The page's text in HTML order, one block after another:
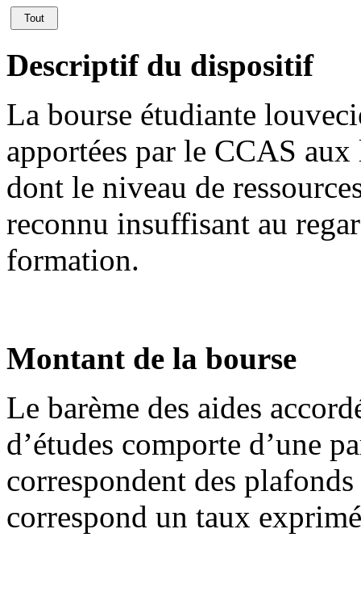
Tout
Descriptif du dispositif
La bourse étudiante
apportées par le CCAS
dont le niveau de
reconnu insuffisant au
formation.
Montant de la bourse
Le barème des aides
d’études comporte d’une
correspondent des
correspond un taux